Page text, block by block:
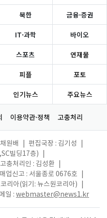
북한 금융·증권
IT·과학 바이오
스포츠 연재물
피플 포토
인기뉴스 주요뉴스
이용약관·정책 고충처리
원배 편집국장 : 김기성
빌딩17층)
고충처리인 : 김성환
업신고 : 서울종로 0676호
리아(읽기: 뉴스원코리아)
일 : webmaster@news1.kr